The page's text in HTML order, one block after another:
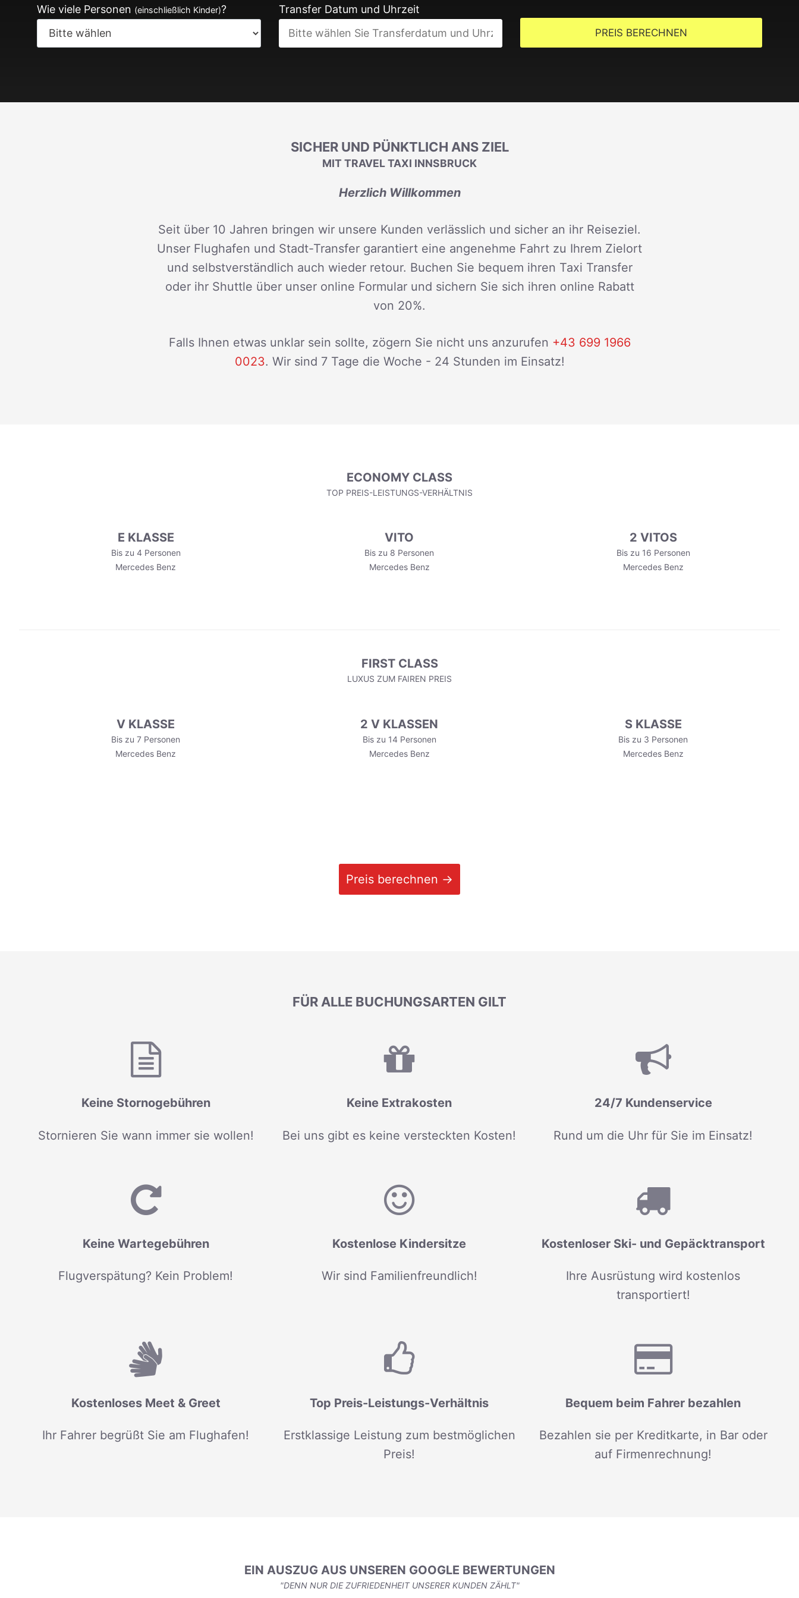
Wie viele Personen (einschließlich Kinder)? Transfer Datum und Uhrzeit
PREIS BERECHNEN
SICHER UND PÜNKTLICH ANS ZIEL
MIT TRAVEL TAXI INNSBRUCK
Herzlich Willkommen
Seit über 10 Jahren bringen wir unsere Kunden verlässlich und sicher an ihr Reiseziel.
Unser Flughafen und Stadt-Transfer garantiert eine angenehme Fahrt zu Ihrem Zielort
und selbstverständlich auch wieder retour. Buchen Sie bequem ihren Taxi Transfer
oder ihr Shuttle über unser online Formular und sichern Sie sich ihren online Rabatt
von 20%.
Falls Ihnen etwas unklar sein sollte, zögern Sie nicht uns anzurufen +43 699 1966
0023. Wir sind 7 Tage die Woche - 24 Stunden im Einsatz!
ECONOMY CLASS
TOP PREIS-LEISTUNGS-VERHÄLTNIS
E KLASSE
Bis zu 4 Personen
Mercedes Benz
VITO
Bis zu 8 Personen
Mercedes Benz
2 VITOS
Bis zu 16 Personen
Mercedes Benz
FIRST CLASS
LUXUS ZUM FAIREN PREIS
V KLASSE
Bis zu 7 Personen
Mercedes Benz
2 V KLASSEN
Bis zu 14 Personen
Mercedes Benz
S KLASSE
Bis zu 3 Personen
Mercedes Benz
Preis berechnen →
FÜR ALLE BUCHUNGSARTEN GILT
Keine Stornogebühren
Stornieren Sie wann immer sie wollen!
Keine Extrakosten
Bei uns gibt es keine versteckten Kosten!
24/7 Kundenservice
Rund um die Uhr für Sie im Einsatz!
Keine Wartegebühren
Flugverspätung? Kein Problem!
Kostenlose Kindersitze
Wir sind Familienfreundlich!
Kostenloser Ski- und Gepäcktransport
Ihre Ausrüstung wird kostenlos
transportiert!
Kostenloses Meet & Greet
Ihr Fahrer begrüßt Sie am Flughafen!
Top Preis-Leistungs-Verhältnis
Erstklassige Leistung zum bestmöglichen
Preis!
Bequem beim Fahrer bezahlen
Bezahlen sie per Kreditkarte, in Bar oder
auf Firmenrechnung!
EIN AUSZUG AUS UNSEREN GOOGLE BEWERTUNGEN
"DENN NUR DIE ZUFRIEDENHEIT UNSERER KUNDEN ZÄHLT"